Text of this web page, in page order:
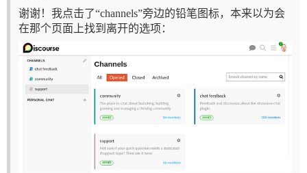
谢谢！我点击了“channels”旁边的铅笔图标，本来以为会
在那个页面上找到离开的选项：